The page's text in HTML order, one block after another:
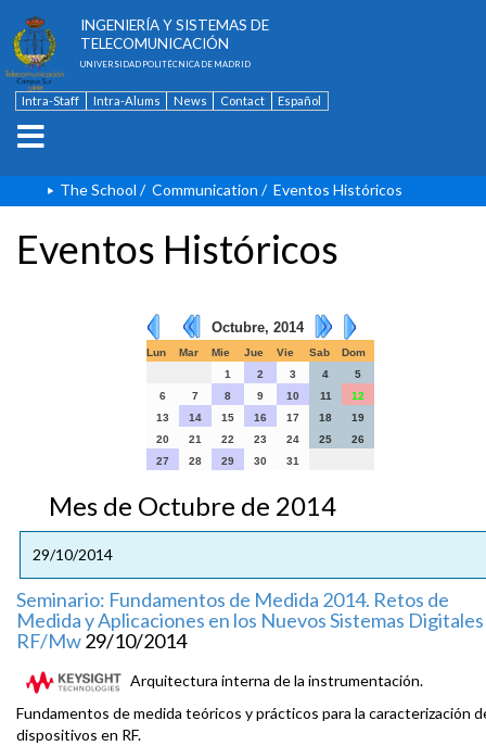
INGENIERÍA Y SISTEMAS DE
TELECOMUNICACIÓN
UNIVERSIDAD POLITÉCNICA DE MADRID
Intra-Staff Intra-Alums News Contact Español
The School / Communication / Eventos Históricos
Eventos Históricos
Octubre, 2014
Lun Mar Mie Jue Vie Sab
Dom
1
2 3 4
5
6
7 8 9 10 11
12
13
14 15 16 17 18
19
20
21 22 23 24 25
26
27
28 29 30 31
Mes de Octubre de 2014
29/10/2014
Seminario: Fundamentos de Medida 2014. Retos de
Medida y Aplicaciones en los Nuevos Sistemas
RF/Mw29/10/2014
Arquitectura interna de la instrumentación.
Fundamentos de medida teóricos y prácticos para la caracterización
dispositivos en RF.